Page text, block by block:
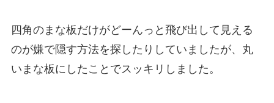
四角のまな板だけがどーんっと飛び出して見える
のが嫌で隠す方法を探したりしていましたが、丸
いまな板にしたことでスッキリしました。